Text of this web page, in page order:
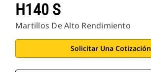
H140 S
Martillos De Alto Rendimiento
Solicitar Una Cotización